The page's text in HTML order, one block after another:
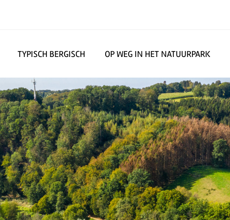
TYPISCH BERGISCH OP WEG IN HET NATUURPARK